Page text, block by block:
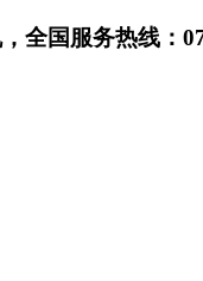
全国服务热线：